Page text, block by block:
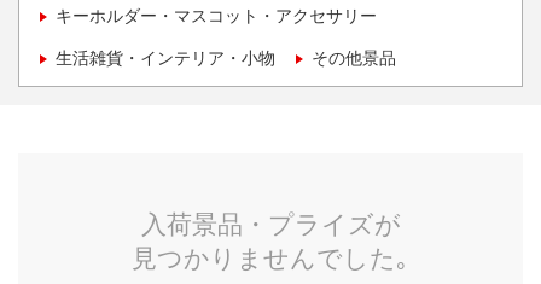
キーホルダー・マスコット・アクセサリー
生活雑貨・インテリア・小物 その他景品